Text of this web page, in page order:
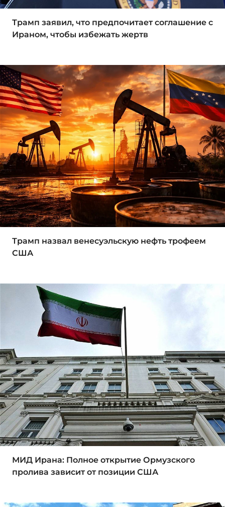
Трамп заявил, что предпочитает соглашение с
Ираном, чтобы избежать жертв
Трамп назвал венесуэльскую нефть трофеем
США
МИД Ирана: Полное открытие Ормузского
пролива зависит от позиции США